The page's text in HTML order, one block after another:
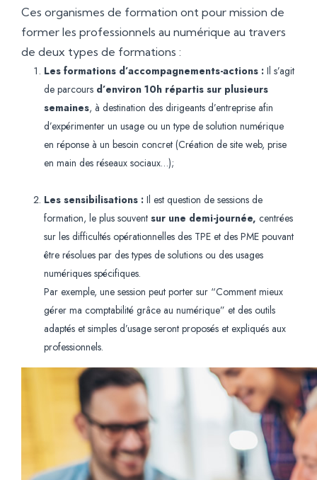
Ces organismes de formation ont pour mission de
former les professionnels au numérique au travers
de deux types de formations :
Les formations d’accompagnements-actions : Il s’agit
de parcours d’environ 10h répartis sur plusieurs
semaines, à destination des dirigeants d’entreprise afin
d’expérimenter un usage ou un type de solution numérique
en réponse à un besoin concret (Création de site web, prise
en main des réseaux sociaux…);
Les sensibilisations : Il est question de sessions de
formation, le plus souvent sur une demi-journée, centrées
sur les difficultés opérationnelles des TPE et des PME pouvant
être résolues par des types de solutions ou des usages
numériques spécifiques.
Par exemple, une session peut porter sur “Comment mieux
gérer ma comptabilité grâce au numérique” et des outils
adaptés et simples d’usage seront proposés et expliqués aux
professionnels.